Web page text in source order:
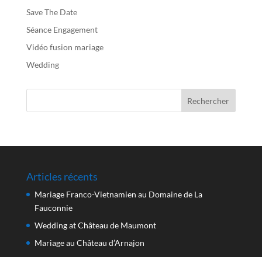
Save The Date
Séance Engagement
Vidéo fusion mariage
Wedding
Articles récents
Mariage Franco-Vietnamien au Domaine de La
Fauconnie
Wedding at Château de Maumont
Mariage au Château d’Arnajon